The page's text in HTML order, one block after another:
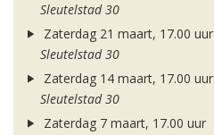
Sleutelstad 30
Zaterdag 21 maart, 17.00 uur
Sleutelstad 30
Zaterdag 14 maart, 17.00 uur
Sleutelstad 30
Zaterdag 7 maart, 17.00 uur